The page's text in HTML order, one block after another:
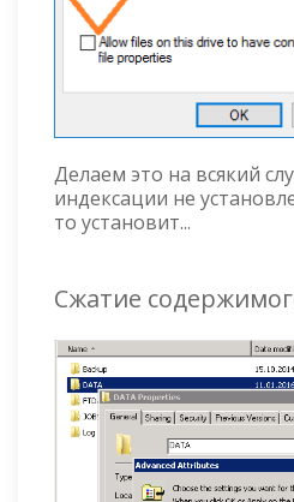
Делаем это на всякий
индексации не
то установит...
Сжатие